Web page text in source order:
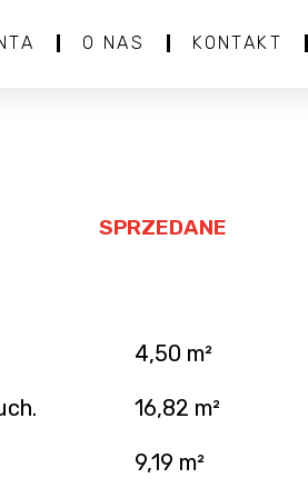
O NAS KONTAKT
SPRZEDANE
4,50 m²
16,82 m²
9,19 m²